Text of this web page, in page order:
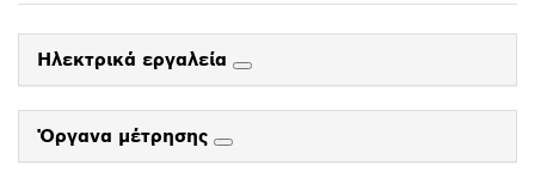
Ηλεκτρικά εργαλεία
Όργανα μέτρησης